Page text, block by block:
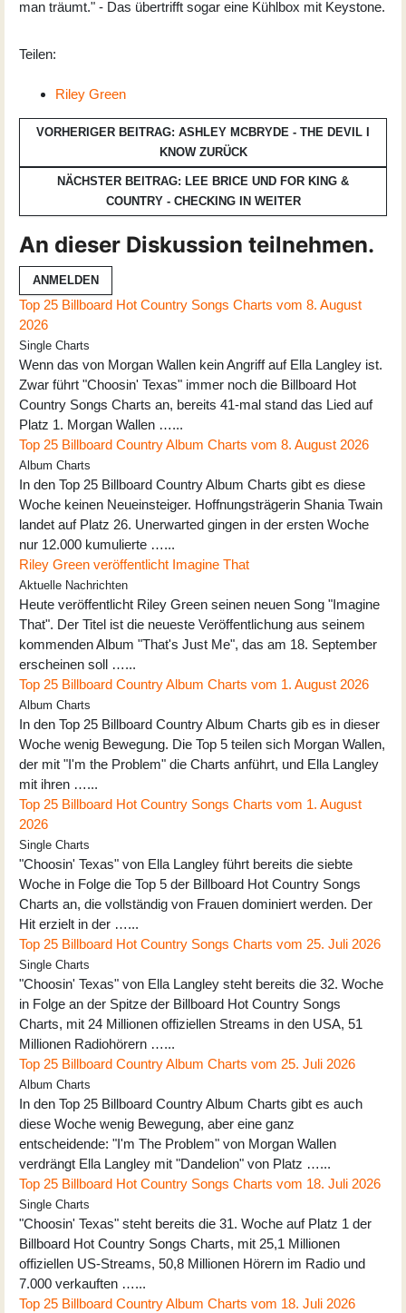
man träumt." - Das übertrifft sogar eine Kühlbox mit Keystone.
Teilen:
Riley Green
VORHERIGER BEITRAG: ASHLEY MCBRYDE - THE DEVIL I
KNOW ZURÜCK
NÄCHSTER BEITRAG: LEE BRICE UND FOR KING &
COUNTRY - CHECKING IN WEITER
An dieser Diskussion teilnehmen.
ANMELDEN
Top 25 Billboard Hot Country Songs Charts vom 8. August
2026
Single Charts
Wenn das von Morgan Wallen kein Angriff auf Ella Langley ist.
Zwar führt "Choosin' Texas" immer noch die Billboard Hot
Country Songs Charts an, bereits 41-mal stand das Lied auf
Platz 1. Morgan Wallen …...
Top 25 Billboard Country Album Charts vom 8. August 2026
Album Charts
In den Top 25 Billboard Country Album Charts gibt es diese
Woche keinen Neueinsteiger. Hoffnungsträgerin Shania Twain
landet auf Platz 26. Unerwarted gingen in der ersten Woche
nur 12.000 kumulierte …...
Riley Green veröffentlicht Imagine That
Aktuelle Nachrichten
Heute veröffentlicht Riley Green seinen neuen Song "Imagine
That". Der Titel ist die neueste Veröffentlichung aus seinem
kommenden Album "That's Just Me", das am 18. September
erscheinen soll …...
Top 25 Billboard Country Album Charts vom 1. August 2026
Album Charts
In den Top 25 Billboard Country Album Charts gib es in dieser
Woche wenig Bewegung. Die Top 5 teilen sich Morgan Wallen,
der mit "I'm the Problem" die Charts anführt, und Ella Langley
mit ihren …...
Top 25 Billboard Hot Country Songs Charts vom 1. August
2026
Single Charts
"Choosin' Texas" von Ella Langley führt bereits die siebte
Woche in Folge die Top 5 der Billboard Hot Country Songs
Charts an, die vollständig von Frauen dominiert werden. Der
Hit erzielt in der …...
Top 25 Billboard Hot Country Songs Charts vom 25. Juli 2026
Single Charts
"Choosin' Texas" von Ella Langley steht bereits die 32. Woche
in Folge an der Spitze der Billboard Hot Country Songs
Charts, mit 24 Millionen offiziellen Streams in den USA, 51
Millionen Radiohörern …...
Top 25 Billboard Country Album Charts vom 25. Juli 2026
Album Charts
In den Top 25 Billboard Country Album Charts gibt es auch
diese Woche wenig Bewegung, aber eine ganz
entscheidende: "I'm The Problem" von Morgan Wallen
verdrängt Ella Langley mit "Dandelion" von Platz …...
Top 25 Billboard Hot Country Songs Charts vom 18. Juli 2026
Single Charts
"Choosin' Texas" steht bereits die 31. Woche auf Platz 1 der
Billboard Hot Country Songs Charts, mit 25,1 Millionen
offiziellen US-Streams, 50,8 Millionen Hörern im Radio und
7.000 verkauften …...
Top 25 Billboard Country Album Charts vom 18. Juli 2026